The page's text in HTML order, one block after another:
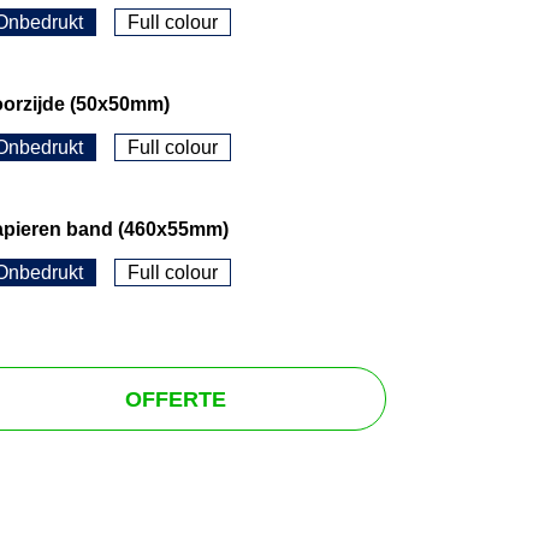
Full colour
(50x50mm)
Full colour
band (460x55mm)
Full colour
OFFERTE